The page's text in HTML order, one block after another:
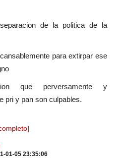
de la politica de la
para extirpar ese
que perversamente y
pri y pan son culpables.
01-05 23:35:06